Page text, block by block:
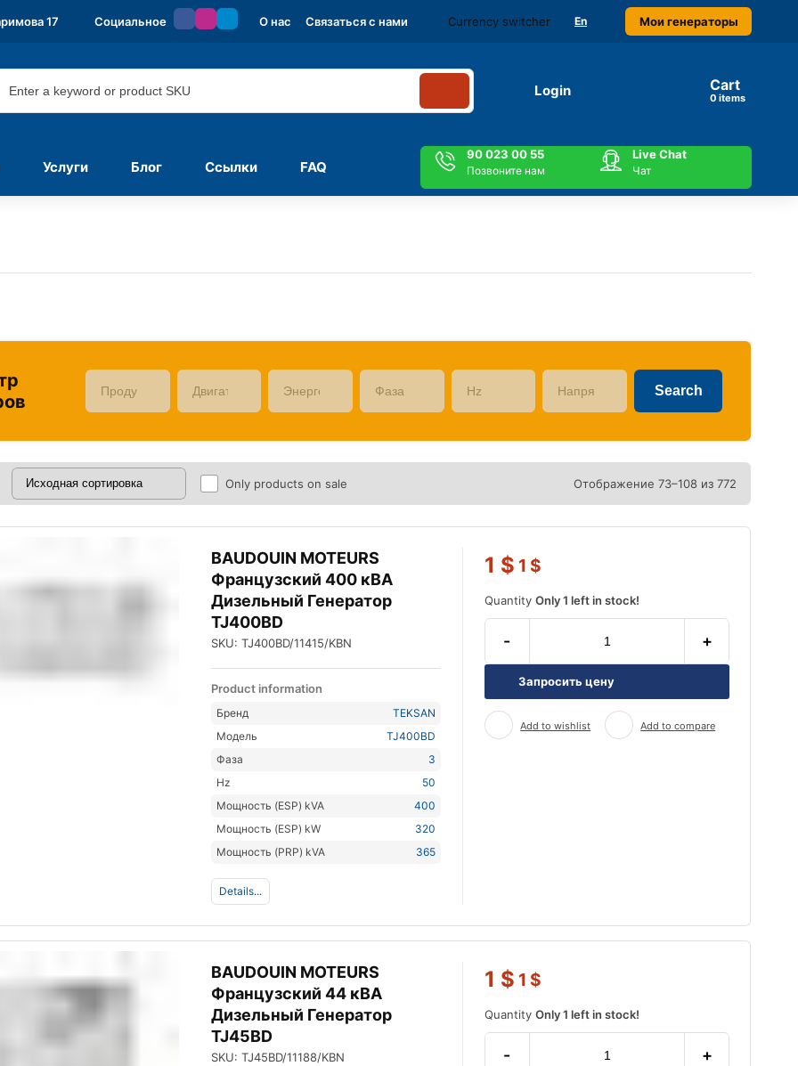
17 Социальное О нас Связаться с нами Currency switcher En Мои генераторы
Login Cart
items
Услуги Блог Ссылки FAQ
90 023 00 55
Позвоните нам
Live Chat
Чат
Only products on sale Отображение 73–108 из 772
BAUDOUIN MOTEURS
Французский 400 кВА
Дизельный Генератор
TJ400BD
SKU: TJ400BD/11415/KBN
Product information
Бренд
TEKSAN
Модель
TJ400BD
Фаза
3
Hz
50
Мощность (ESP) kVA
400
Мощность (ESP) kW
320
Мощность (PRP) kVA
365
Details...
1 $ 1 $
QuantityOnly 1 left in stock!
- +
Запросить цену
Add to wishlist Add to compare
BAUDOUIN MOTEURS
Французский 44 кВА
Дизельный Генератор
TJ45BD
SKU: TJ45BD/11188/KBN
1 $ 1 $
QuantityOnly 1 left in stock!
- +